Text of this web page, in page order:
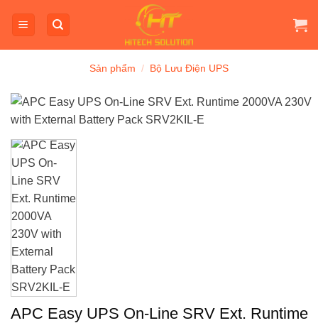
qua
Sản phẩm / Bộ Lưu Điện UPS
APC Easy UPS On-Line SRV Ext. Runtime